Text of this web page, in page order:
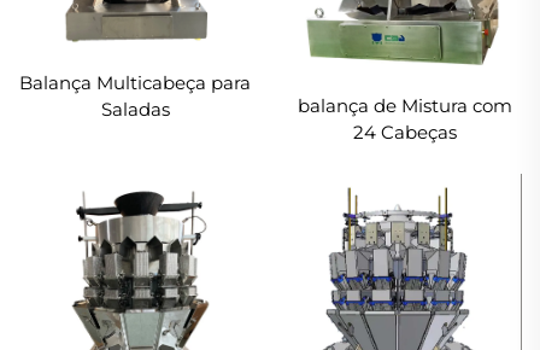
Balança Multicabeça para
Saladas
balança de Mistura com
24 Cabeças